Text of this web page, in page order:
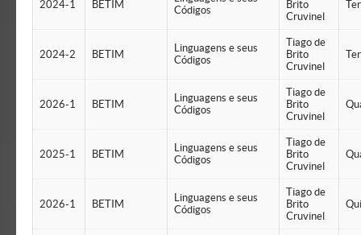
2024-1 BETIM
Códigos
Brito
Cruvinel
2024-2 BETIM
Linguagens e seus
Códigos
Tiago de
Brito
Cruvinel
2026-1 BETIM
Linguagens e seus
Códigos
Tiago de
Brito
Cruvinel
2025-1 BETIM
Linguagens e seus
Códigos
Tiago de
Brito
Cruvinel
2026-1 BETIM
Linguagens e seus
Códigos
Tiago de
Brito
Cruvinel